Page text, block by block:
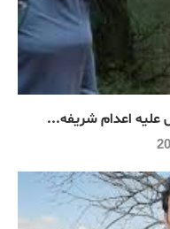
علیه اعدام شریفه...